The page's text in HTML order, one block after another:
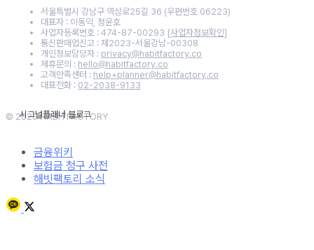
서울특별시 강남구 역삼로25길 36 (우편번호 06223)
대표자 : 이동익, 정윤호
사업자등록번호 : 474-87-00293 [사업자정보확인]
통신판매업신고 : 제2023-서울강남-00308
개인정보담당자 : privacy@habitfactory.co
제휴문의 : hello@habitfactory.co
고객만족센터 : help+planner@habitfactory.co
대표전화 : 02-2038-9133
© 2020 HABITFACTORY
금융위키
보험금 청구 사전
해빗팩토리 소식